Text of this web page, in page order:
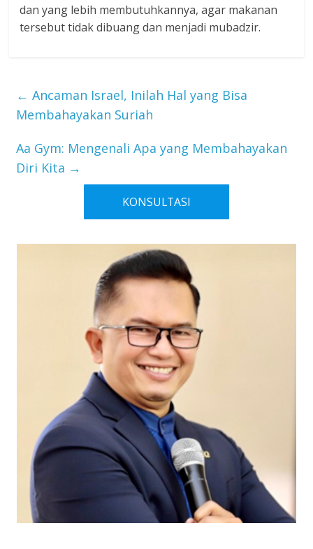
dan yang lebih membutuhkannya, agar makanan
tersebut tidak dibuang dan menjadi mubadzir.
← Ancaman Israel, Inilah Hal yang Bisa
Membahayakan Suriah
Aa Gym: Mengenali Apa yang Membahayakan
Diri Kita →
KONSULTASI